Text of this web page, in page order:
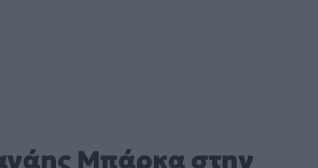
Μπάρκα στην